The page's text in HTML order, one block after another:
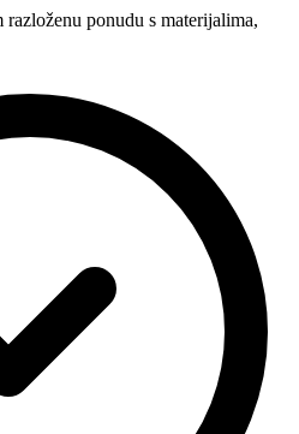
razloženu ponudu s materijalima,